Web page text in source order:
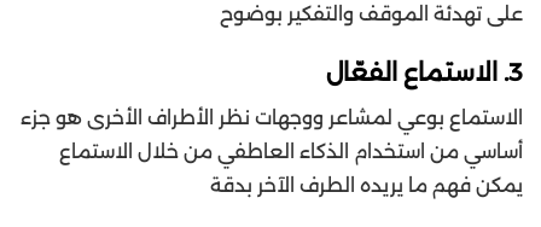
على تهدئة الموقف والتفكير بوضوح
3. الاستماع الفعّال
الاستماع بوعي لمشاعر ووجهات نظر الأطراف الأخرى هو جزء
أساسي من استخدام الذكاء العاطفي من خلال الاستماع
يمكن فهم ما يريده الطرف الآخر بدقة